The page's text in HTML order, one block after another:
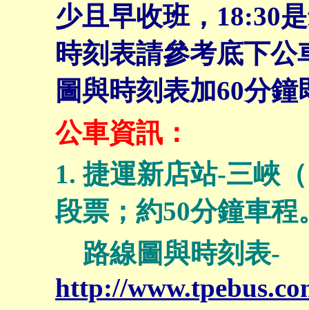
少且早收班，18:30
時刻表請參考底下公
圖與時刻表加60分
公車資訊：
1. 捷運新店站-三峽
段票；約50分鐘車程
路線圖與時刻表-
http://